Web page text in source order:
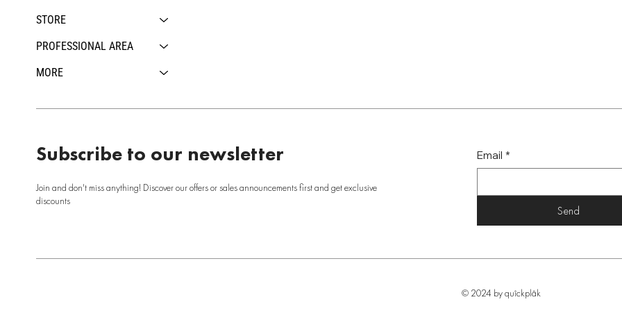
STORE
PROFESSIONAL AREA
MORE
Subscribe to our newsletter
Join and don't miss anything! Discover our offers or sales announcements first and get exclusive
discounts
Email *
Send
© 2024 by quîckplâk